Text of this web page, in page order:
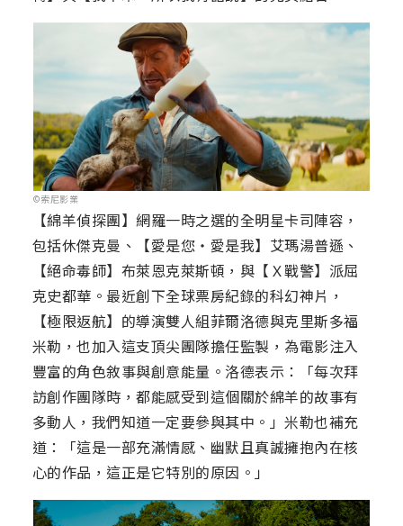
©索尼影業
【綿羊偵探團】網羅一時之選的全明星卡司陣容，
包括休傑克曼、【愛是您・愛是我】艾瑪湯普遜、
【絕命毒師】布萊恩克萊斯頓，與【Ｘ戰警】派屈
克史都華。最近創下全球票房紀錄的科幻神片，
【極限返航】的導演雙人組菲爾洛德與克里斯多福
米勒，也加入這支頂尖團隊擔任監製，為電影注入
豐富的角色敘事與創意能量。洛德表示：「每次拜
訪創作團隊時，都能感受到這個關於綿羊的故事有
多動人，我們知道一定要參與其中。」米勒也補充
道：「這是一部充滿情感、幽默且真誠擁抱內在核
心的作品，這正是它特別的原因。」